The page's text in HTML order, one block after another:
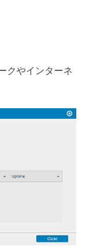
クやインターネ